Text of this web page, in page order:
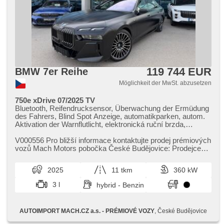
BMW 7er Reihe 119 744 EUR
Möglichkeit der MwSt. abzusetzen
750e xDrive 07/2025 TV
Bluetooth, Reifendrucksensor, Überwachung der Ermüdung
des Fahrers, Blind Spot Anzeige, automatikparken, autom.
Aktivation der Warnflutlicht, elektronická ruční brzda,
Start-Stop System, Bordcomputer, digitální příjem rádia
(DAB), USB, Navigation, Fernseher, dotykové ovládání
mobilních telefonů, ovládání gesty, Apple CarPlay, Android
Auto, Multifunktionslenkrad, beheizte Lenkrad, Lenkrad
einstellbar, Klimaablage, ambientní osvětlení interiéru,
roletky na zadních oknech, zadní loketní opěrka, paměť
einstellbare Sitze, Heckmassagesitze, täglich Leuchten,
Heck LED Leuchte, Alufelgen, El. Spiegel, beheizte Spiegel,
V000556 Pro bližší informace kontaktujte prodej prémiových
vozů Mach Motors pobočka České Budějovice: Prodejce
2025 11 tkm
360 kW
3 l
hybrid - Benzin
AUTOIMPORT MACH.CZ a.s. - PRÉMIOVÉ VOZY , České Budějovice